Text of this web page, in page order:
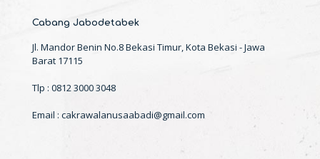
Cabang Jabodetabek
Jl. Mandor Benin No.8 Bekasi Timur, Kota Bekasi - Jawa
Barat 17115
Tlp : 0812 3000 3048
Email : cakrawalanusaabadi@gmail.com